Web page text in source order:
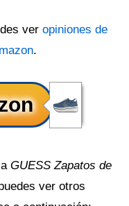
ver opiniones de
.
GUESS Zapatos de
ver otros